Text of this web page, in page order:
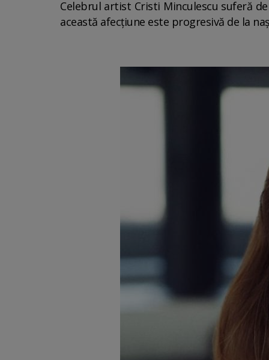
Celebrul artist Cristi Minculescu suferă
această afecțiune este progresivă de la